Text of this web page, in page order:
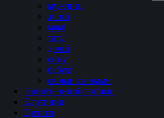
мужчині
жінці
мамі
тату
дочці
сину
бабусі
своїми словами
Привітання зі святами
Картинки
Цитати